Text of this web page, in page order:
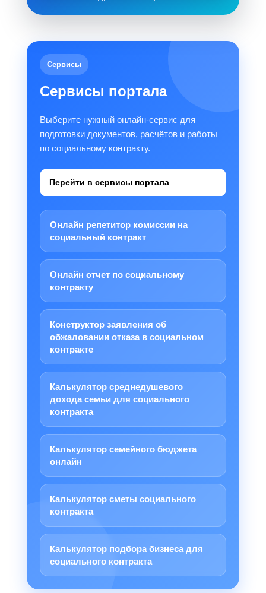
Сервисы
Сервисы портала
Выберите нужный онлайн-сервис для
подготовки документов, расчётов и работы
по социальному контракту.
Перейти в сервисы портала
Онлайн репетитор комиссии на
социальный контракт
Онлайн отчет по социальному
контракту
Конструктор заявления об
обжаловании отказа в социальном
контракте
Калькулятор среднедушевого
дохода семьи для социального
контракта
Калькулятор семейного бюджета
онлайн
Калькулятор сметы социального
контракта
Калькулятор подбора бизнеса для
социального контракта